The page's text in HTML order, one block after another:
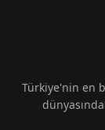
Türkiye'nin en